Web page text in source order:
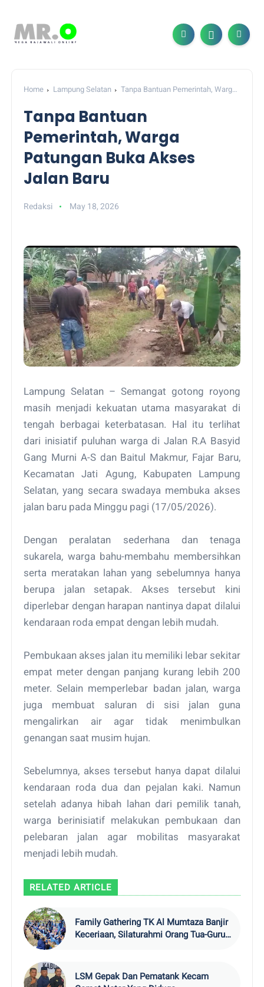
Home Lampung Selatan
Tanpa Bantuan Pemerintah, Warga
Tanpa Bantuan
Pemerintah, Warga
Patungan Buka Akses
Jalan Baru
Redaksi May 18, 2026
Lampung Selatan – Semangat gotong royong
masih menjadi kekuatan utama masyarakat di
tengah berbagai keterbatasan. Hal itu terlihat
dari inisiatif puluhan warga di Jalan R.A Basyid
Gang Murni A-S dan Baitul Makmur, Fajar Baru,
Kecamatan Jati Agung, Kabupaten Lampung
Selatan, yang secara swadaya membuka akses
jalan baru pada Minggu pagi (17/05/2026).
Dengan peralatan sederhana dan tenaga
sukarela, warga bahu-membahu membersihkan
serta meratakan lahan yang sebelumnya hanya
berupa jalan setapak. Akses tersebut kini
diperlebar dengan harapan nantinya dapat dilalui
kendaraan roda empat dengan lebih mudah.
Pembukaan akses jalan itu memiliki lebar sekitar
empat meter dengan panjang kurang lebih 200
meter. Selain memperlebar badan jalan, warga
juga membuat saluran di sisi jalan guna
mengalirkan air agar tidak menimbulkan
genangan saat musim hujan.
Sebelumnya, akses tersebut hanya dapat dilalui
kendaraan roda dua dan pejalan kaki. Namun
setelah adanya hibah lahan dari pemilik tanah,
warga berinisiatif melakukan pembukaan dan
pelebaran jalan agar mobilitas masyarakat
menjadi lebih mudah.
RELATED ARTICLE
Family Gathering TK Al Mumtaza Banjir
Keceriaan, Silaturahmi Orang Tua-Guru
LSM Gepak Dan Pematank Kecam